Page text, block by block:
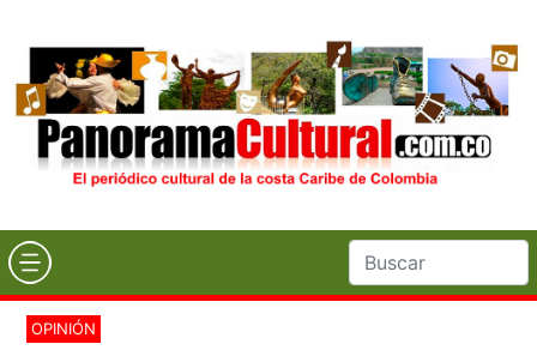
OPINIÓN